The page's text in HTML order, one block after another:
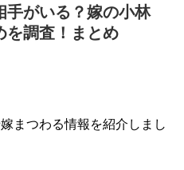
手がいる？嫁の小林
を調査！まとめ
まつわる情報を紹介しまし